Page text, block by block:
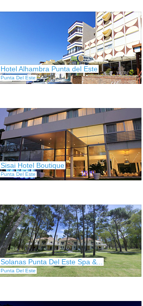
Hotel Alhambra Punta del Este
Punta Del Este
Sisai Hotel Boutique
Punta Del Este
Solanas Punta Del Este Spa &...
Punta Del Este